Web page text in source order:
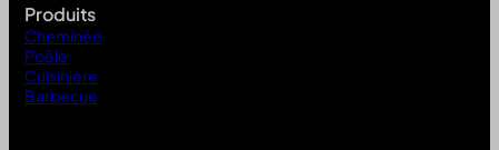
Produits
Cheminée
Poêle
Cuisinière
Barbecue